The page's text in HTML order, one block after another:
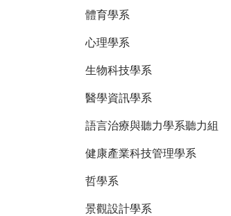
體育學系
心理學系
生物科技學系
醫學資訊學系
語言治療與聽力學系聽力組
健康產業科技管理學系
哲學系
景觀設計學系